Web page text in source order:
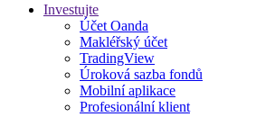
Investujte
Účet Oanda
Makléřský účet
TradingView
Úroková sazba fondů
Mobilní aplikace
Profesionální klient